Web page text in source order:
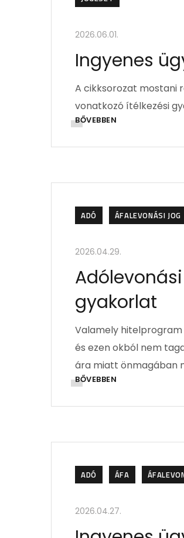
2026.06.01.
Ingyenes
A cikksorozat mostani
vonatkozó ítélkezési
BŐVEBBEN
ADÓ ÁFALEVONÁSI JOG
2026.04.29.
gyakorlat
Valamely
és ezen okból nem
ára miatt önmagában
BŐVEBBEN
ADÓ ÁFA
2026.04.27.